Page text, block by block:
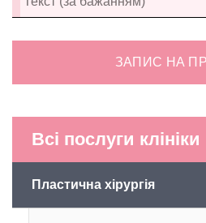
Всі послуги клініки
Пластична хірургія
ЗАПИС НА